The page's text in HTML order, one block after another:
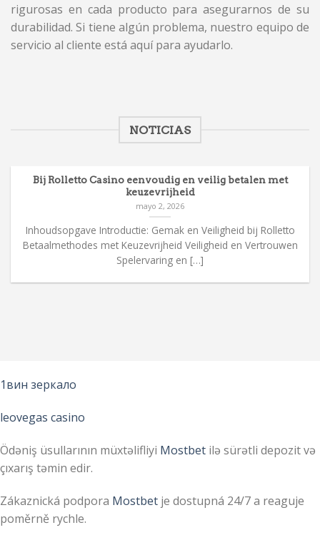
rigurosas en cada producto para asegurarnos de su
durabilidad. Si tiene algún problema, nuestro equipo de
servicio al cliente está aquí para ayudarlo.
NOTICIAS
Bij Rolletto Casino eenvoudig en veilig betalen met
keuzevrijheid
mayo 2, 2026
Inhoudsopgave Introductie: Gemak en Veiligheid bij Rolletto
Betaalmethodes met Keuzevrijheid Veiligheid en Vertrouwen
Spelervaring en […]
1вин зеркало
leovegas casino
Ödəniş üsullarının müxtəlifliyi Mostbet ilə sürətli depozit və
çıxarış təmin edir.
Zákaznická podpora Mostbet je dostupná 24/7 a reaguje
poměrně rychle.